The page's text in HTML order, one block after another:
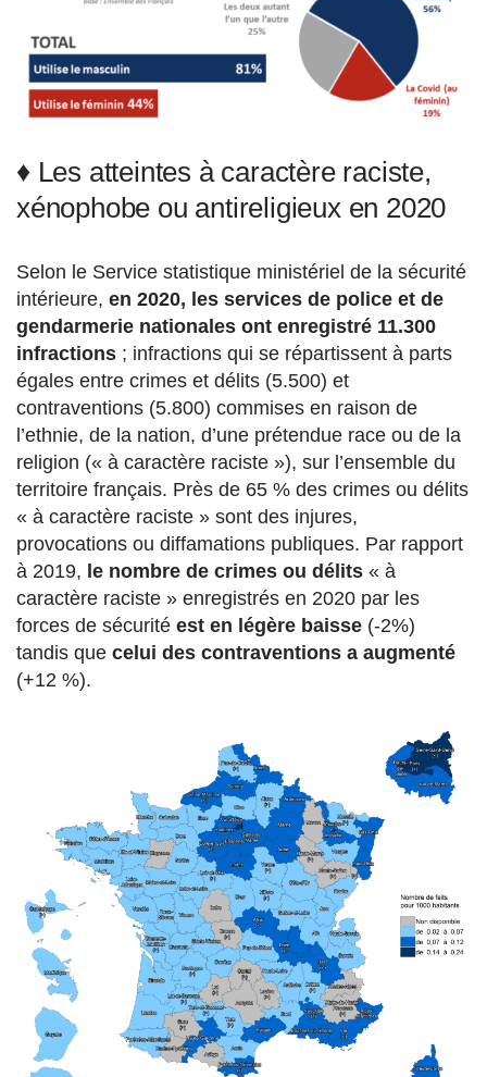
♦ Les atteintes à caractère raciste,
xénophobe ou antireligieux en 2020
Selon le Service statistique ministériel de la sécurité
intérieure, en 2020, les services de police et de
gendarmerie nationales ont enregistré 11.300
infractions ; infractions qui se répartissent à parts
égales entre crimes et délits (5.500) et
contraventions (5.800) commises en raison de
l’ethnie, de la nation, d’une prétendue race ou de la
religion (« à caractère raciste »), sur l’ensemble du
territoire français. Près de 65 % des crimes ou délits
« à caractère raciste » sont des injures,
provocations ou diffamations publiques. Par rapport
à 2019, le nombre de crimes ou délits « à
caractère raciste » enregistrés en 2020 par les
forces de sécurité est en légère baisse (-2%)
tandis que celui des contraventions a augmenté
(+12 %).